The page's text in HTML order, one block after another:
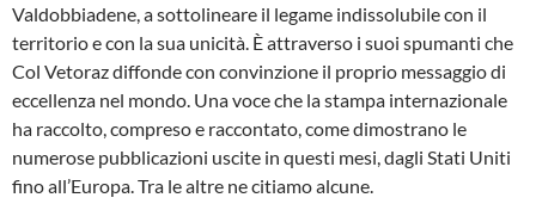
Valdobbiadene, a sottolineare il legame indissolubile con il
territorio e con la sua unicità. È attraverso i suoi spumanti che
Col Vetoraz diffonde con convinzione il proprio messaggio di
eccellenza nel mondo. Una voce che la stampa internazionale
ha raccolto, compreso e raccontato, come dimostrano le
numerose pubblicazioni uscite in questi mesi, dagli Stati Uniti
fino all’Europa. Tra le altre ne citiamo alcune.